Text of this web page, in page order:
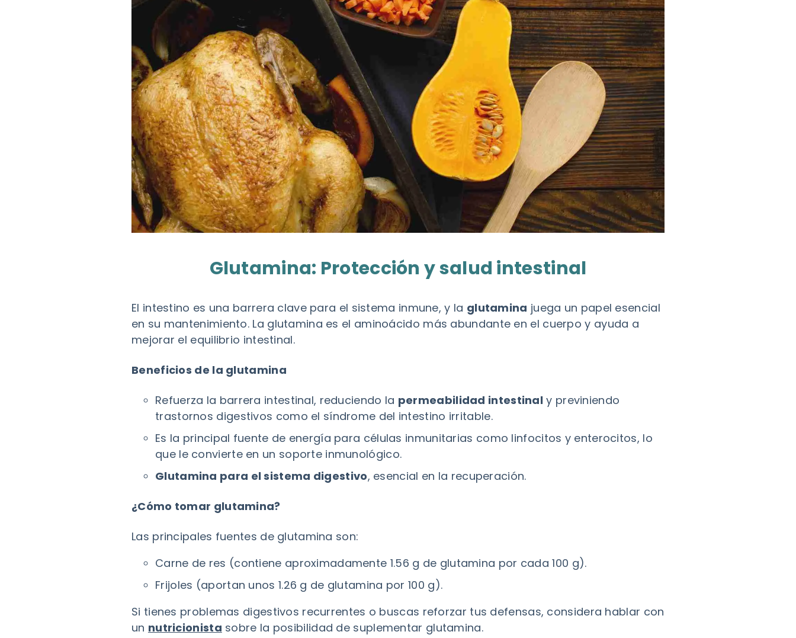
Glutamina: Protección y salud intestinal
El intestino es una barrera clave para el sistema inmune, y la glutamina juega un papel esencial
en su mantenimiento. La glutamina es el aminoácido más abundante en el cuerpo y ayuda a
mejorar el equilibrio intestinal.
Beneficios de la glutamina
Refuerza la barrera intestinal, reduciendo la permeabilidad intestinal y previniendo
trastornos digestivos como el síndrome del intestino irritable.
Es la principal fuente de energía para células inmunitarias como linfocitos y enterocitos, lo
que le convierte en un soporte inmunológico.
Glutamina para el sistema digestivo, esencial en la recuperación.
¿Cómo tomar glutamina?
Las principales fuentes de glutamina son:
Carne de res (contiene aproximadamente 1.56 g de glutamina por cada 100 g).
Frijoles (aportan unos 1.26 g de glutamina por 100 g).
Si tienes problemas digestivos recurrentes o buscas reforzar tus defensas, considera hablar con
un nutricionista sobre la posibilidad de suplementar glutamina.